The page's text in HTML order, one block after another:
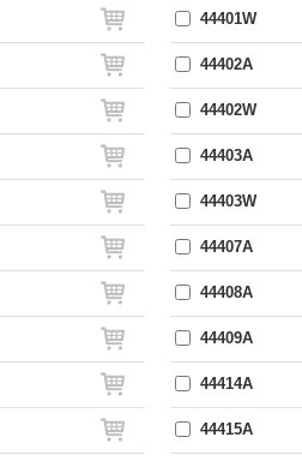
44401W
44402A
44402W
44403A
44403W
44407A
44408A
44409A
44414A
44415A